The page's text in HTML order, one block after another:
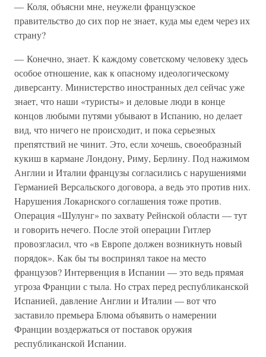
— Коля, объясни мне, неужели французское
правительство до сих пор не знает, куда мы едем через их
страну?
— Конечно, знает. К каждому советскому человеку здесь
особое отношение, как к опасному идеологическому
диверсанту. Министерство иностранных дел сейчас уже
знает, что наши «туристы» и деловые люди в конце
концов любыми путями убывают в Испанию, но делает
вид, что ничего не происходит, и пока серьезных
препятствий не чинит. Это, если хочешь, своеобразный
кукиш в кармане Лондону, Риму, Берлину. Под нажимом
Англии и Италии французы согласились с нарушениями
Германией Версальского договора, а ведь это против них.
Нарушения Локарнского соглашения тоже против.
Операция «Шулунг» по захвату Рейнской области — тут
и говорить нечего. После этой операции Гитлер
провозгласил, что «в Европе должен возникнуть новый
порядок». Как бы ты воспринял такое на место
французов? Интервенция в Испании — это ведь прямая
угроза Франции с тыла. Но страх перед республиканской
Испанией, давление Англии и Италии — вот что
заставило премьера Блюма объявить о намерении
Франции воздержаться от поставок оружия
республиканской Испании.